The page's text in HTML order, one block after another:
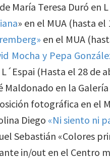
de María Teresa Duró en
» en el MUA (hasta el
en el MUA
Mocha y Pepa
(Hasta el 28 de
Maldonado en la
fotográfica en el
Diego «Ni siento ni
Sebastián «Colores
in/out en el Centro